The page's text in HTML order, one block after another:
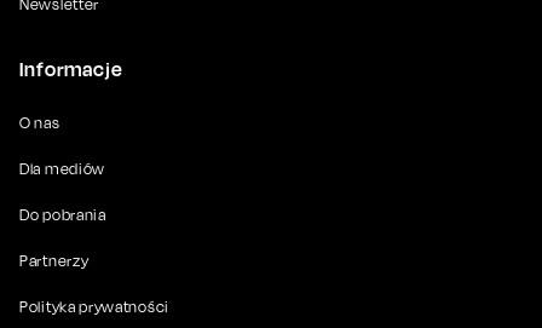
Newsletter
Informacje
O nas
Dla mediów
Do pobrania
Partnerzy
Polityka prywatności